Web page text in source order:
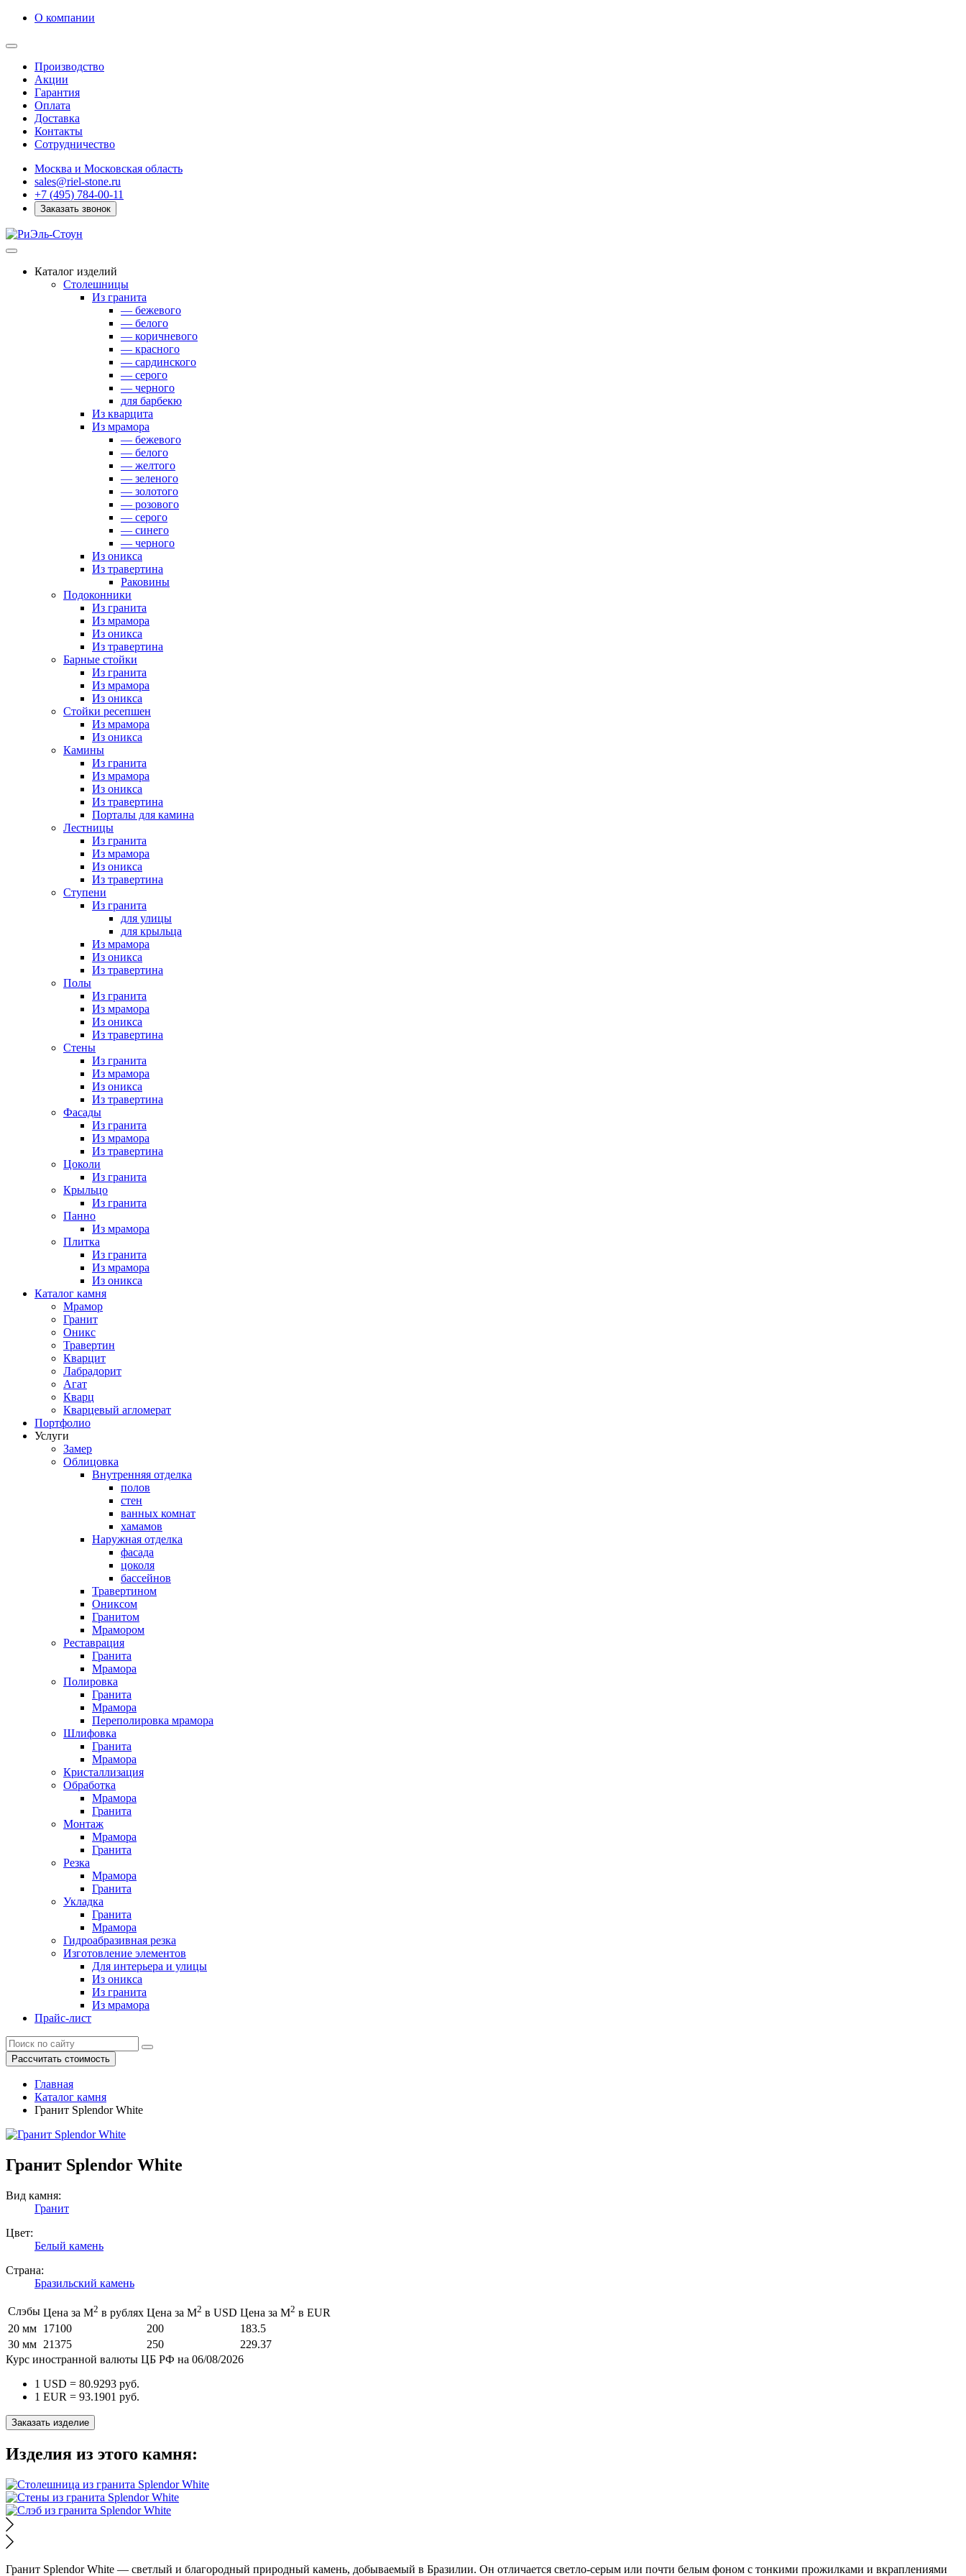
О компании
Производство
Акции
Гарантия
Оплата
Доставка
Контакты
Сотрудничество
Москва и Московская область
sales@riel-stone.ru
+7 (495) 784-00-11
Заказать звонок
Каталог изделий
Столешницы
Из гранита
— бежевого
— белого
— коричневого
— красного
— сардинского
— серого
— черного
для барбекю
Из кварцита
Из мрамора
— бежевого
— белого
— желтого
— зеленого
— золотого
— розового
— серого
— синего
— черного
Из оникса
Из травертина
Раковины
Подоконники
Из гранита
Из мрамора
Из оникса
Из травертина
Барные стойки
Из гранита
Из мрамора
Из оникса
Стойки ресепшен
Из мрамора
Из оникса
Камины
Из гранита
Из мрамора
Из оникса
Из травертина
Порталы для камина
Лестницы
Из гранита
Из мрамора
Из оникса
Из травертина
Ступени
Из гранита
для улицы
для крыльца
Из мрамора
Из оникса
Из травертина
Полы
Из гранита
Из мрамора
Из оникса
Из травертина
Стены
Из гранита
Из мрамора
Из оникса
Из травертина
Фасады
Из гранита
Из мрамора
Из травертина
Цоколи
Из гранита
Крыльцо
Из гранита
Панно
Из мрамора
Плитка
Из гранита
Из мрамора
Из оникса
Каталог камня
Мрамор
Гранит
Оникс
Травертин
Кварцит
Лабрадорит
Агат
Кварц
Кварцевый агломерат
Портфолио
Услуги
Замер
Облицовка
Внутренняя отделка
полов
стен
ванных комнат
хамамов
Наружная отделка
фасада
цоколя
бассейнов
Травертином
Ониксом
Гранитом
Мрамором
Реставрация
Гранита
Мрамора
Полировка
Гранита
Мрамора
Переполировка мрамора
Шлифовка
Гранита
Мрамора
Кристаллизация
Обработка
Мрамора
Гранита
Монтаж
Мрамора
Гранита
Резка
Мрамора
Гранита
Укладка
Гранита
Мрамора
Гидроабразивная резка
Изготовление элементов
Для интерьера и улицы
Из оникса
Из гранита
Из мрамора
Прайс-лист
Рассчитать стоимость
Главная
Каталог камня
Гранит Splendor White
Гранит Splendor White
Вид камня:
Гранит
Цвет:
Белый камень
Страна:
Бразильский камень
Слэбы Цена за М2 в рублях Цена за М2 в USD Цена за М2 в EUR
20 мм 17100 200
183.5
30 мм 21375 250
229.37
Курс иностранной валюты ЦБ РФ на 06/08/2026
1 USD = 80.9293 руб.
1 EUR = 93.1901 руб.
Заказать изделие
Изделия из этого камня:
Гранит Splendor White — светлый и благородный природный камень, добываемый в Бразилии. Он отличается светло-серым или почти белым фоном с тонкими прожилками и вкраплениями